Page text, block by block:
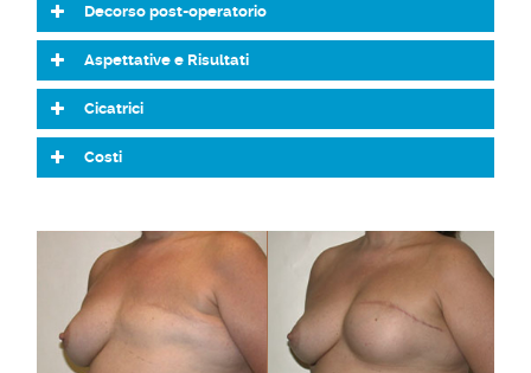
Decorso post-operatorio
Aspettative e Risultati
Cicatrici
Costi